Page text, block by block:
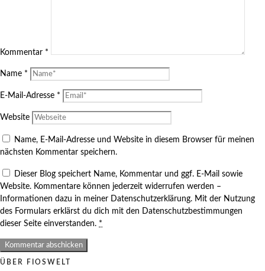
Kommentar *
Name *
E-Mail-Adresse *
Website
Name, E-Mail-Adresse und Website in diesem Browser für meinen
nächsten Kommentar speichern.
Dieser Blog speichert Name, Kommentar und ggf. E-Mail sowie
Website. Kommentare können jederzeit widerrufen werden –
Informationen dazu in meiner Datenschutzerklärung. Mit der Nutzung
des Formulars erklärst du dich mit den Datenschutzbestimmungen
dieser Seite einverstanden. *
ÜBER FIOSWELT